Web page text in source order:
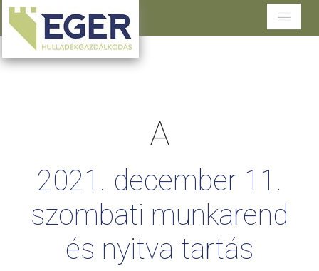
Ügyfélszolgálat
A
2021. december 11.
szombati munkarend
és nyitva tartás